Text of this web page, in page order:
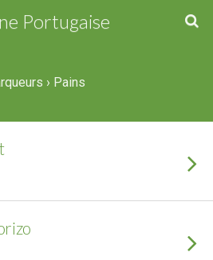
Portugaise
› Pains